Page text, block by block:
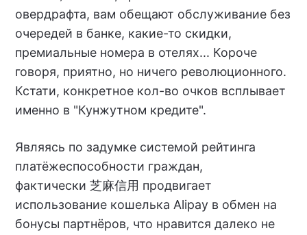
овердрафта, вам обещают обслуживание без
очередей в банке, какие-то скидки,
премиальные номера в отелях... Короче
говоря, приятно, но ничего революционного.
Кстати, конкретное кол-во очков всплывает
именно в "Кунжутном кредите".
Являясь по задумке системой рейтинга
платёжеспособности граждан,
фактически 芝麻信用 продвигает
использование кошелька Alipay в обмен на
бонусы партнёров, что нравится далеко не